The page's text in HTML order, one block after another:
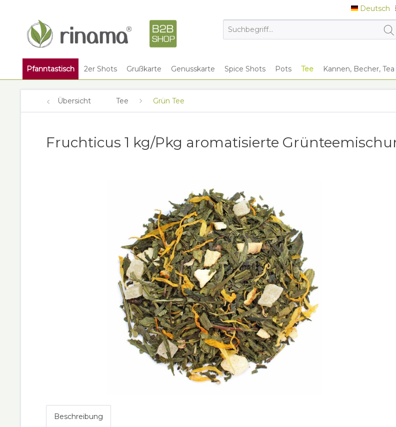
Deutsch
Deutsch
Pfanntastisch 2er Shots Grußkarte Genusskarte Spice Shots Pots Tee Kannen, Becher,
Übersicht Tee Grün Tee
Fruchticus 1 kg/Pkg aromatisierte
Beschreibung